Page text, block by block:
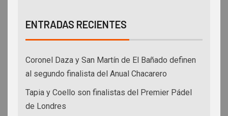
ENTRADAS RECIENTES
Coronel Daza y San Martín de El Bañado definen
al segundo finalista del Anual Chacarero
Tapia y Coello son finalistas del Premier Pádel
de Londres